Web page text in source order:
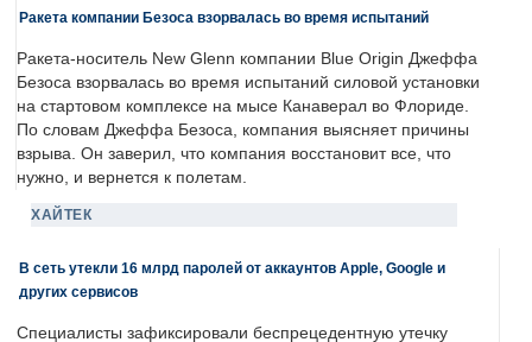
Ракета компании Безоса взорвалась во время испытаний
Ракета-носитель New Glenn компании Blue Origin Джеффа
Безоса взорвалась во время испытаний силовой установки
на стартовом комплексе на мысе Канаверал во Флориде.
По словам Джеффа Безоса, компания выясняет причины
взрыва. Он заверил, что компания восстановит все, что
нужно, и вернется к полетам.
ХАЙТЕК
В сеть утекли 16 млрд паролей от аккаунтов Apple, Google и
других сервисов
Специалисты зафиксировали беспрецедентную утечку